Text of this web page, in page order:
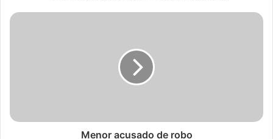
Menor acusado de robo